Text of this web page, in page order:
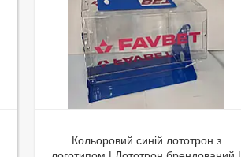
Кольоровий синій лототрон з